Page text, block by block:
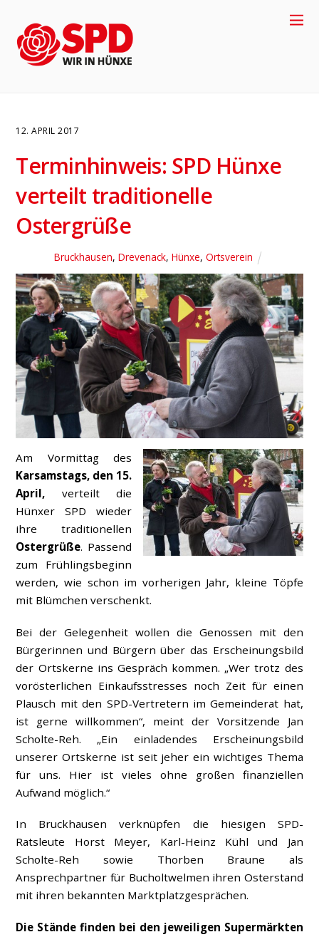
12. APRIL 2017
Terminhinweis: SPD Hünxe
verteilt traditionelle
Ostergrüße
Bruckhausen,Drevenack,Hünxe,Ortsverein
Am Vormittag des
Karsamstags, den 15.
April, verteilt die
Hünxer SPD wieder
ihre traditionellen
Ostergrüße. Passend
zum Frühlingsbeginn
werden, wie schon im vorherigen Jahr, kleine Töpfe
mit Blümchen verschenkt.
Bei der Gelegenheit wollen die Genossen mit den
Bürgerinnen und Bürgern über das Erscheinungsbild
der Ortskerne ins Gespräch kommen. „Wer trotz des
vorösterlichen Einkaufsstresses noch Zeit für einen
Plausch mit den SPD-Vertretern im Gemeinderat hat,
ist gerne willkommen“, meint der Vorsitzende Jan
Scholte-Reh. „Ein einladendes Erscheinungsbild
unserer Ortskerne ist seit jeher ein wichtiges Thema
für uns. Hier ist vieles ohne großen finanziellen
Aufwand möglich.“
In Bruckhausen verknüpfen die hiesigen SPD-
Ratsleute Horst Meyer, Karl-Heinz Kühl und Jan
Scholte-Reh sowie Thorben Braune als
Ansprechpartner für Bucholtwelmen ihren Osterstand
mit ihren bekannten Marktplatzgesprächen.
Die Stände finden bei den jeweiligen Supermärkten